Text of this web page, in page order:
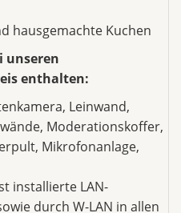
hausgemachte Kuchen
unseren
enthalten:
Leinwand,
Moderationskoffer,
Mikrofonanlage,
installierte LAN-
durch W-LAN in allen